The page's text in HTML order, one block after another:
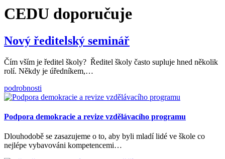
CEDU doporučuje
Nový ředitelský seminář
Čím vším je ředitel školy? Ředitel školy často supluje hned několik
rolí. Někdy je úředníkem,…
podrobnosti
Podpora demokracie a revize vzdělávacího programu
Dlouhodobě se zasazujeme o to, aby byli mladí lidé ve škole co
nejlépe vybavováni kompetencemi…